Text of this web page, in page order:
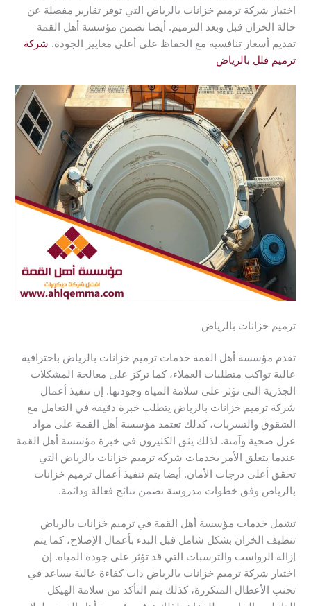
اختيار شركة ترميم خزانات بالرياض التي توفر تقارير مفصلة عن
حالة الخزان قبل وبعد الترميم. أيضا تضمن مؤسسة أهل القمة
تقديم أسعار تنافسية مع الحفاظ على أعلى معايير الجودة. شركة
ترميم فلل بالرياض
ترميم خزانات بالرياض
تقدم مؤسسة أهل القمة خدمات ترميم خزانات بالرياض باحترافية
عالية تواكب متطلبات العملاء، كما تركز على معالجة المشكلات
الجذرية التي تؤثر على سلامة المياه وجودتها. إن تنفيذ أعمال
شركة ترميم خزانات بالرياض يتطلب خبرة دقيقة في التعامل مع
الشقوق والتسربات، كذلك تعتمد مؤسسة أهل القمة على مواد
عزل صحية وآمنة. لذلك يثق الكثيرون في خبرة مؤسسة أهل القمة
عندما يتعلق الأمر بخدمات شركة ترميم خزانات بالرياض التي
تحقق أعلى درجات الأمان. أيضا يتم تنفيذ أعمال ترميم خزانات
بالرياض وفق خطوات مدروسة تضمن نتائج فعالة ودائمة.
تشمل خدمات مؤسسة أهل القمة في ترميم خزانات بالرياض
تنظيف الخزان بشكل شامل قبل البدء بأعمال الإصلاح، كما يتم
إزالة الرواسب والترسبات التي قد تؤثر على جودة المياه. إن
اختيار شركة ترميم خزانات بالرياض ذات كفاءة عالية يساعد في
تجنب الأعطال المتكررة، كذلك يتم التأكد من سلامة الهيكل